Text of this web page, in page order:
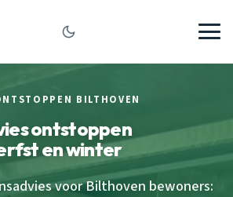
BILTHOVEN
ontstoppen
en winter
voor Bilthoven bewoners: